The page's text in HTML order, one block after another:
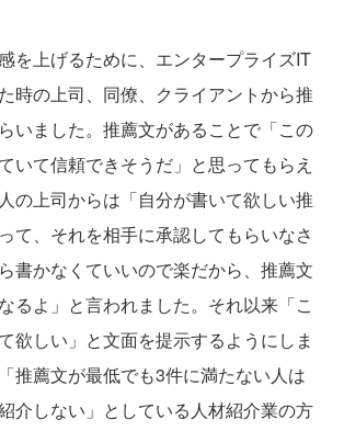
を上げるために、エンタープライズIT
時の上司、同僚、クライアントから推
いました。推薦文があることで「この
いて信頼できそうだ」と思ってもらえ
の上司からは「自分が書いて欲しい推
て、それを相手に承認してもらいなさ
書かなくていいので楽だから、推薦文
るよ」と言われました。それ以来「こ
欲しい」と文面を提示するようにしま
推薦文が最低でも3件に満たない人は
介しない」としている人材紹介業の方